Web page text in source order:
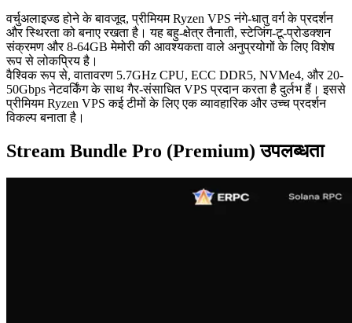
वर्चुअलाइज्ड होने के बावजूद, प्रीमियम Ryzen VPS नंगे-धातु वर्ग के प्रदर्शन
और स्थिरता को बनाए रखता है। यह बहु-क्षेत्र तैनाती, स्टेजिंग-टू-प्रोडक्शन
संक्रमण और 8-64GB मेमोरी की आवश्यकता वाले अनुप्रयोगों के लिए विशेष
रूप से लोकप्रिय है।
वैश्विक रूप से, वातावरण 5.7GHz CPU, ECC DDR5, NVMe4, और 20-
50Gbps नेटवर्किंग के साथ गैर-संसाधित VPS प्रदान करता है दुर्लभ हैं। इससे
प्रीमियम Ryzen VPS कई टीमों के लिए एक व्यावहारिक और उच्च प्रदर्शन
विकल्प बनाता है।
Stream Bundle Pro (Premium) उपलब्धता